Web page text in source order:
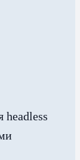
headless